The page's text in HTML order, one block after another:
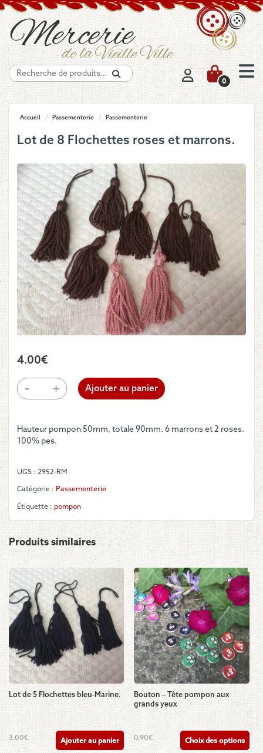
Recherche
0
Accueil / Passementerie / Passementerie
Lot de 8 Flochettes roses et marrons.
4.00€
-
quantité
de
8
Flochettes
marrons.
+ Ajouter au panier
Hauteur pompon 50mm, totale 90mm. 6 marrons et 2 roses.
100% pes.
UGS : 2952-RM
Catégorie : Passementerie
Étiquette : pompon
Produits similaires
Lot de 5 Flochettes bleu-Marine.
3.00€ Ajouter au panier
Bouton – Tête pompon aux
grands yeux
0.90€ Choix des options
Ce
produit